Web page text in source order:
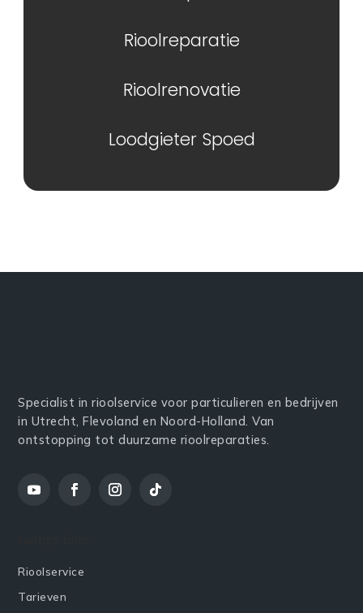
Rioolreparatie
Rioolrenovatie
Loodgieter Spoed
Specialist in rioolservice voor particulieren en bedrijven
in Utrecht, Flevoland en Noord-Holland. Van
ontstopping tot duurzame rioolreparaties.
Rioolservice
Tarieven